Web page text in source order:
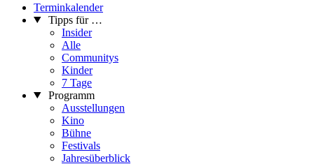
Terminkalender
Tipps für …
Insider
Alle
Communitys
Kinder
7 Tage
Programm
Ausstellungen
Kino
Bühne
Festivals
Jahresüberblick